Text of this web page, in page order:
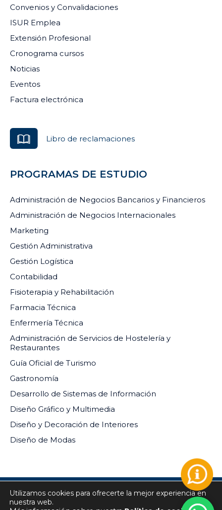
Convenios y Convalidaciones
ISUR Emplea
Extensión Profesional
Cronograma cursos
Noticias
Eventos
Factura electrónica
Libro de reclamaciones
PROGRAMAS DE ESTUDIO
Administración de Negocios Bancarios y Financieros
Administración de Negocios Internacionales
Marketing
Gestión Administrativa
Gestión Logística
Contabilidad
Fisioterapia y Rehabilitación
Farmacia Técnica
Enfermería Técnica
Administración de Servicios de Hostelería y
Restaurantes
Guía Oficial de Turismo
Gastronomía
Desarrollo de Sistemas de Información
Diseño Gráfico y Multimedia
Diseño y Decoración de Interiores
Diseño de Modas
INSTITUTO DE EDUCACIÓN SUPERIOR PRIVADO DEL
SUR RM-073-2024-MINEDU
Utilizamos cookies para ofrecerte la mejor experiencia en
nuestra web.